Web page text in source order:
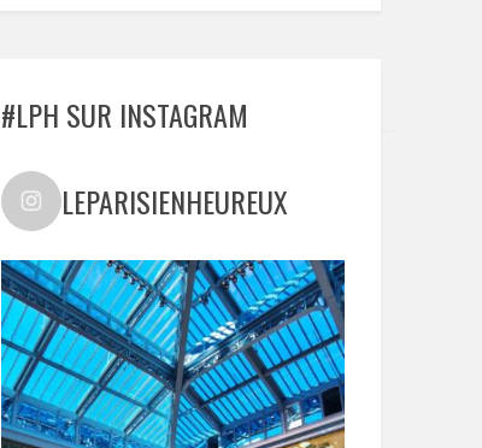
#LPH SUR INSTAGRAM
LEPARISIENHEUREUX